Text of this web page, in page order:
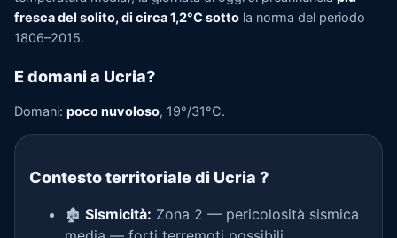
fresca del solito, di circa 1,2°C sotto la norma del periodo
1806–2015.
E domani a Ucria?
Domani: poco nuvoloso, 19°/31°C.
Contesto territoriale di Ucria ?
🏚️ Sismicità: Zona 2 — pericolosità sismica